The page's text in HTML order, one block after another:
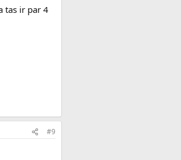
tas ir par 4
#9